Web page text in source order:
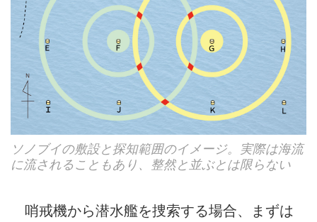
ソノブイの敷設と探知範囲のイメージ。実際は海流
に流されることもあり、整然と並ぶとは限らない
哨戒機から潜水艦を捜索する場合、まずは